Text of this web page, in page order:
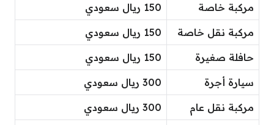
مركبة خاصة 150 ريال سعودي
مركبة نقل خاصة 150 ريال سعودي
حافلة صغيرة 150 ريال سعودي
سيارة أجرة 300 ريال سعودي
مركبة نقل عام 300 ريال سعودي